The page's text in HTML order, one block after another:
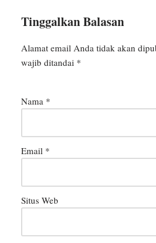
Tinggalkan Balasan
Alamat email Anda tidak akan
wajib ditandai *
Nama *
Email *
Situs Web